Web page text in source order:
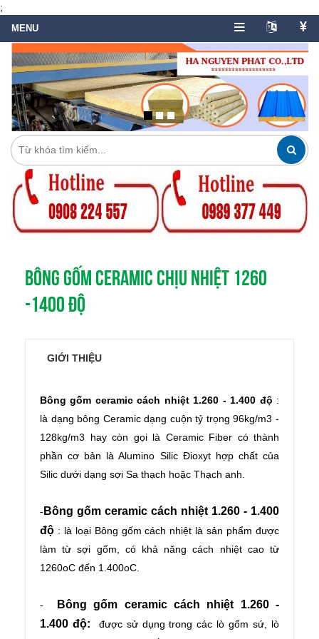
;
BÔNG GỐM CERAMIC CHỊU NHIỆT 1260
-1400 ĐỘ
GIỚI THIỆU
Bông gốm ceramic cách nhiệt 1.260 - 1.400 độ :
là dạng bông Ceramicdạng cuộn tỷ trọng 96kg/m3 -
128kg/m3 hay còn gọi là Ceramic Fiber có thành
phần cơ bản là Alumino Silic Đioxyt hợp chất của
Silic dưới dạng sợi Sa thạch hoặc Thạch anh.
- Bông gốm ceramic cách nhiệt 1.260 - 1.400
độ : là loại Bông gốm cách nhiệt là sản phẩm được
làm từ sợi gốm, có khả năng cách nhiệt cao từ
1260oC đến 1.400oC.
-
Bông gốm ceramic cách nhiệt 1.260 -
1.400 độ:
được sử dụng trong các lò gốm sứ, lò